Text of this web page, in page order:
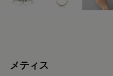
メティス